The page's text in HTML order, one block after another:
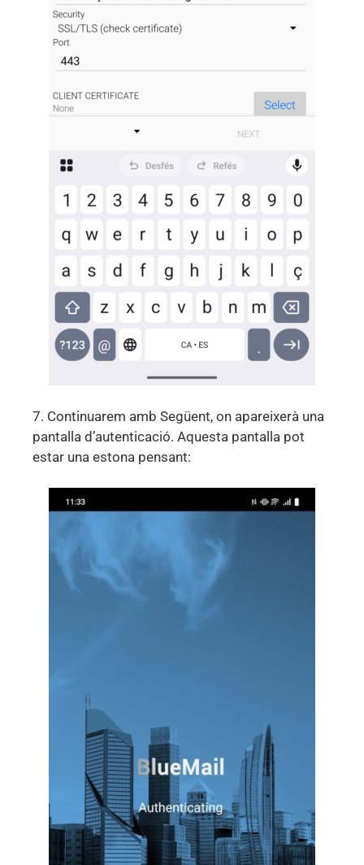
7. Continuarem amb Següent, on apareixerà una
pantalla d’autenticació. Aquesta pantalla pot
estar una estona pensant: